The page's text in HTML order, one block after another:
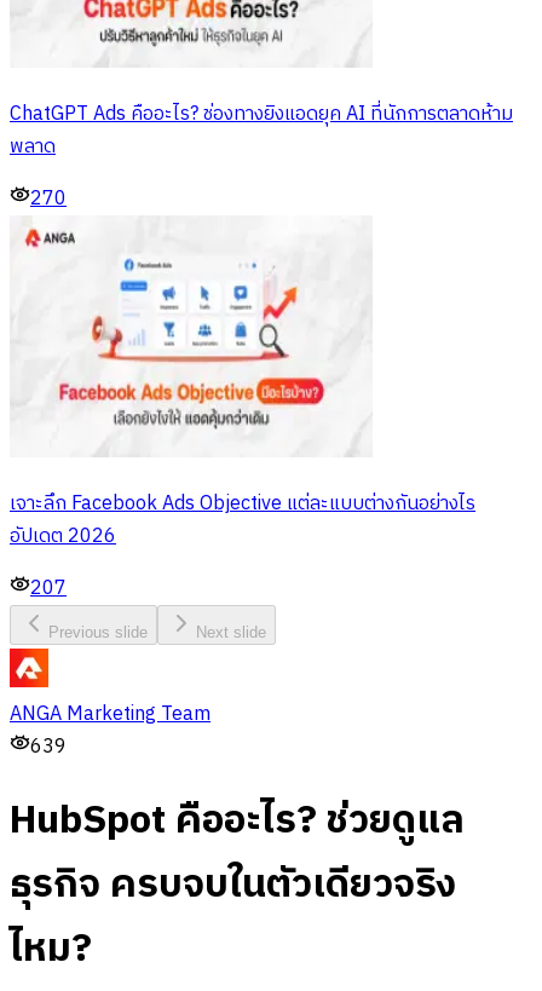
ChatGPT Ads คืออะไร? ช่องทางยิงแอดยุค AI ที่นักการตลาดห้าม
พลาด
270
เจาะลึก Facebook Ads Objective แต่ละแบบต่างกันอย่างไร
อัปเดต 2026
207
Previous slide Next slide
ANGA Marketing Team
639
HubSpot คืออะไร? ช่วยดูแล
ธุรกิจ ครบจบในตัวเดียวจริง
ไหม?